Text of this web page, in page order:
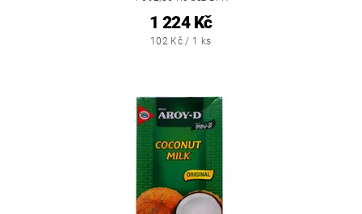
1 224 Kč
102 Kč / 1 ks